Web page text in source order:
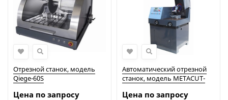
Отрезной станок, модель
Qiege-60S
Цена по запросу
Автоматический отрезной
станок, модель METACUT-
Цена по запросу